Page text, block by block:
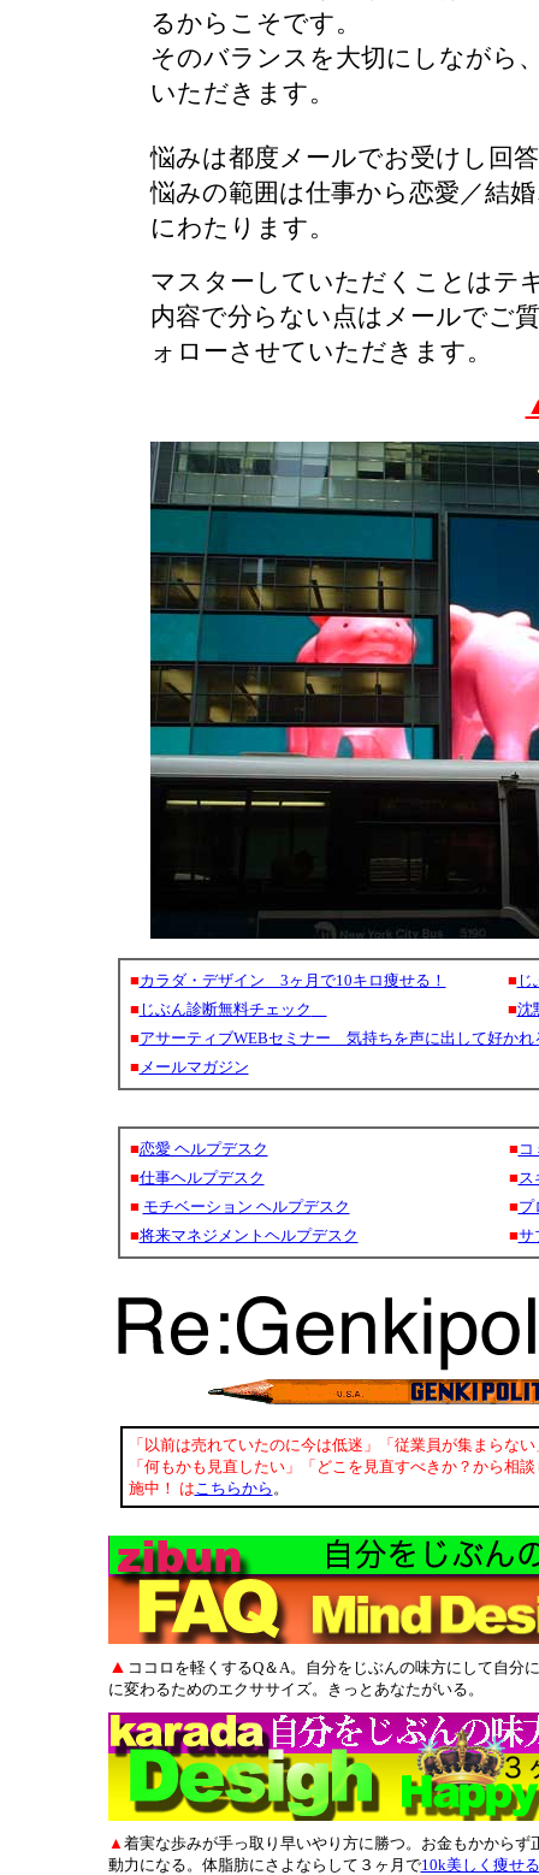
るからこそです。
そのバランスを大切にしながら
いただきます。
悩みは都度メールでお受けし回
悩みの範囲は仕事から恋愛／結
にわたります。
マスターしていただくことはテ
内容で分らない点はメールでご
ォローさせていただきます。
■カラダ・デザイン 3ヶ月で10キロ痩せる！ ■
■ じぶん診断無料チェック ■沈
■アサーティブWEBセミナー 気持ちを声に出して好かれ
■ メールマガジン
■恋愛 ヘルプデスク ■
■仕事ヘルプデスク ■ス
■ モチベーション ヘルプデスク ■プ
■将来マネジメントヘルプデスク ■サ
「以前は売れていたのに今は低迷」「従業員が集まらな
「何もかも見直したい」「どこを見直すべきか？から相
施中！ はこちらから 。
▲ ココロを軽くするQ＆A。自分をじぶんの味方にして自分
に変わるためのエクササイズ。きっとあなたがいる。
▲ 着実な歩みが手っ取り早いやり方に勝つ。お金もかから
動力になる。体脂肪にさよならして３ヶ月で10k美しく痩せ